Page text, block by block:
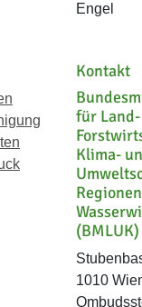
Engel
Kontakt
für
Klima-
(BMLUK)
1010